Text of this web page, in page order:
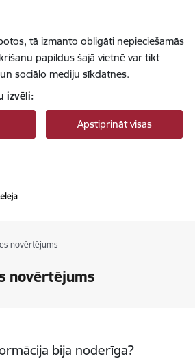
tā izmanto obligāti nepieciešamās
papildus šajā vietnē var tikt
sociālo mediju sīkdatnes.
izvēli:
Apstiprināt visas
novērtējums
novērtējums
bija noderīga?